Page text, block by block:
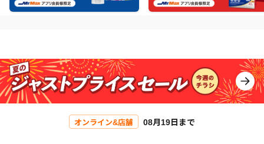
オンライン&店舗 08月19日まで